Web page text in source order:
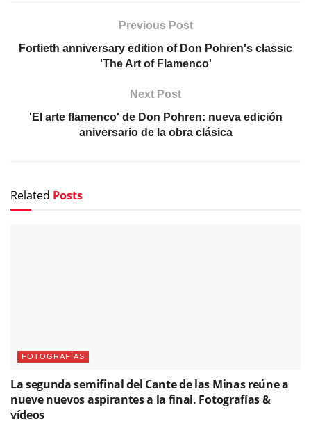
Previous Post
Fortieth anniversary edition of Don Pohren's classic
'The Art of Flamenco'
Next Post
'El arte flamenco' de Don Pohren: nueva edición
aniversario de la obra clásica
Related Posts
FOTOGRAFÍAS
La segunda semifinal del Cante de las Minas reúne a
nueve nuevos aspirantes a la final. Fotografías &
vídeos